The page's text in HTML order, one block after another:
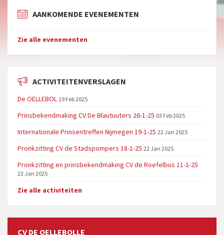
AANKOMENDE EVENEMENTEN
Zie alle evenementen
ACTIVITEITENVERSLAGEN
De OELLEBOL 19 Feb 2025
Prinsbekendmaking CV De Blautuuters 26-1-25 03 Feb 2025
Internationale Prinsentreffen Nijmegen 19-1-25 22 Jan 2025
Pronkzitting CV de Stadspompers 18-1-25 22 Jan 2025
Pronkzitting en prinsbekendmaking CV de Roefelbus 11-1-25
22 Jan 2025
Zie alle activiteiten
CV DE OELLEBOLLE